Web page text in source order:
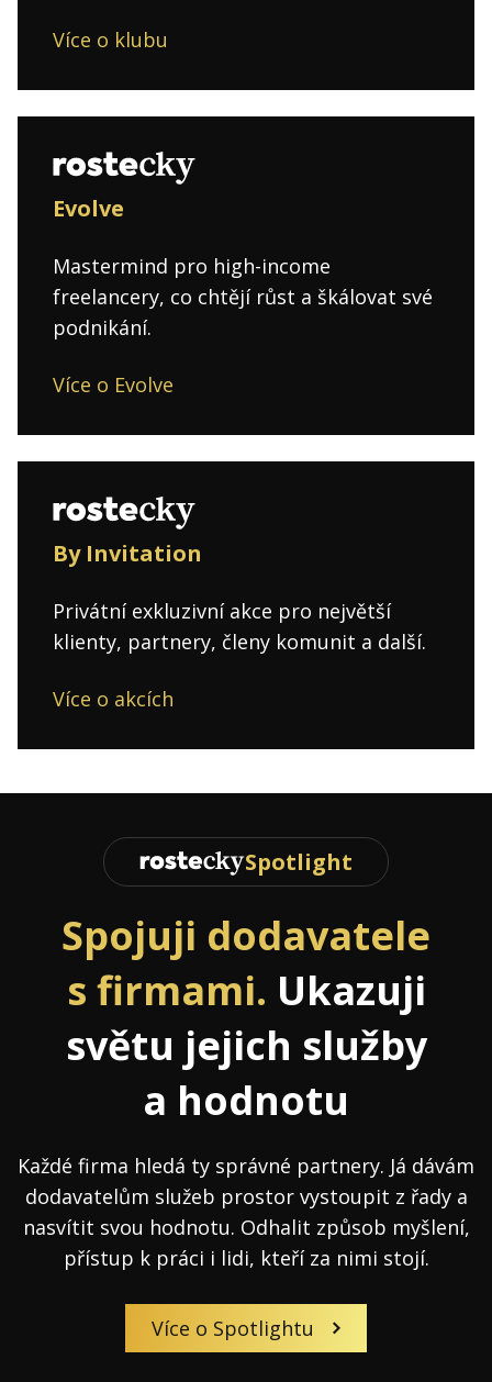
Více o klubu
Evolve
Mastermind pro high-income
freelancery, co chtějí růst a škálovat své
podnikání.
Více o Evolve
By Invitation
Privátní exkluzivní akce pro největší
klienty, partnery, členy komunit a další.
Více o akcích
Spotlight
Spojuji dodavatele
s firmami. Ukazuji
světu jejich služby
a hodnotu
Každé firma hledá ty správné partnery. Já dávám
dodavatelům služeb prostor vystoupit z řady a
nasvítit svou hodnotu. Odhalit způsob myšlení,
přístup k práci i lidi, kteří za nimi stojí.
Více o Spotlightu